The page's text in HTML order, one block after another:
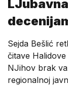
Sejda Bešlić
čitave
NJihov brak
regionalnoj